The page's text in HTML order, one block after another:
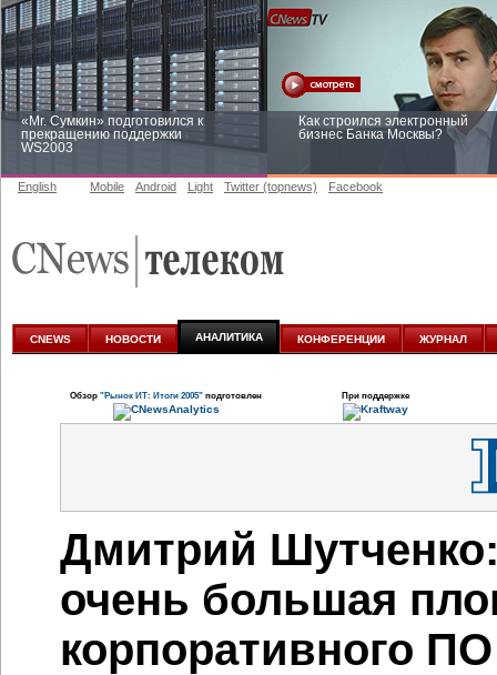
«Mr. Сумкин» подготовился к
прекращению поддержки
WS2003
Как строился электронный
бизнес Банка Москвы?
аналитике
English Mobile Android Light Twitter (topnews) Facebook
CNEWS НОВОСТИ АНАЛИТИКА КОНФЕРЕНЦИИ ЖУРНАЛ
Обзор "Рынок ИТ: Итоги 2005" подготовлен При поддержке
Дмитрий
очень большая
корпоративного ПО